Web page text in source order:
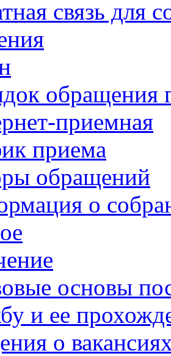
связь для
обращения
приемная
приема
обращений
о
основы
и ее
о